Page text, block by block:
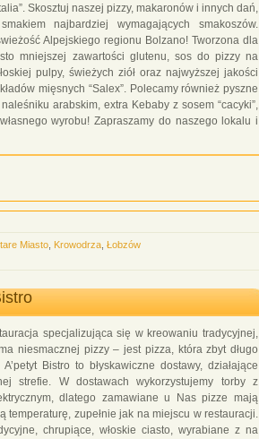
Skosztuj naszej pizzy, makaronów i innych dań,
najbardziej wymagających smakoszów.
Alpejskiego regionu Bolzano! Tworzona dla
mniejszej zawartości glutenu, sos do pizzy na
pulpy, świeżych ziół oraz najwyższej jakości
mięsnych “Salex”. Polecamy również pyszne
arabskim, extra Kebaby z sosem “cacyki”,
wyrobu! Zapraszamy do naszego lokalu i
Miasto Krowodrza Łobzów
specjalizująca się w kreowaniu tradycyjnej,
niesmacznej pizzy – jest pizza, która zbyt długo
Bistro to błyskawiczne dostawy, działające
strefie. W dostawach wykorzystujemy torby z
dlatego zamawiane u Nas pizze mają
temperaturę, zupełnie jak na miejscu w restauracji.
chrupiące, włoskie ciasto, wyrabiane z na